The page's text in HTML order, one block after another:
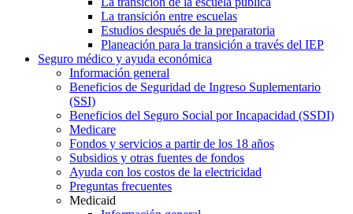
La transición entre escuelas
Estudios después de la preparatoria
Planeación para la transición a través del IEP
Seguro médico y ayuda económica
Información general
Beneficios de Seguridad de Ingreso Suplementario
(SSI)
Beneficios del Seguro Social por Incapacidad (SSDI)
Medicare
Fondos y servicios a partir de los 18 años
Subsidios y otras fuentes de fondos
Ayuda con los costos de la electricidad
Preguntas frecuentes
Medicaid